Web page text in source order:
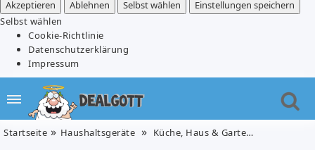
Akzeptieren
Ablehnen Selbst wählen
Einstellungen speichern
Selbst wählen
Cookie-Richtlinie
Datenschutzerklärung
Impressum
Startseite Haushaltsgeräte Küche, Haus & Garten